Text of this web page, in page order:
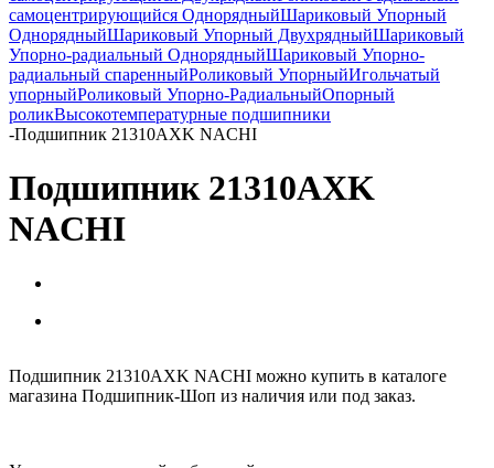
самоцентрирующийся ОднорядныйШариковый Упорный
ОднорядныйШариковый Упорный ДвухрядныйШариковый
Упорно-радиальный ОднорядныйШариковый Упорно-
радиальный спаренныйРоликовый УпорныйИгольчатый
упорныйРоликовый Упорно-РадиальныйОпорный
роликВысокотемпературные подшипники
-Подшипник 21310AXK NACHI
Подшипник 21310AXK
NACHI
Подшипник 21310AXK NACHI можно купить в каталоге
магазина Подшипник-Шоп из наличия или под заказ.